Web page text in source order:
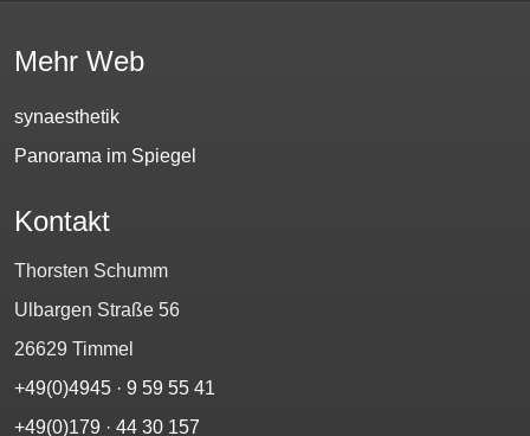
Mehr Web
synaesthetik
Panorama im Spiegel
Kontakt
Thorsten Schumm
Ulbargen Straße 56
26629 Timmel
+49(0)4945 · 9 59 55 41
+49(0)179 · 44 30 157‬